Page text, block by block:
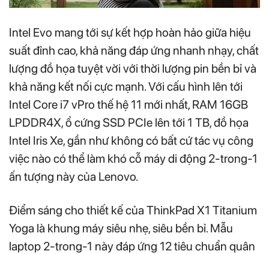
Intel Evo mang tới sự kết hợp hoàn hảo giữa hiệu
suất đỉnh cao, khả năng đáp ứng nhanh nhạy, chất
lượng đồ họa tuyệt vời với thời lượng pin bền bỉ và
khả năng kết nối cực mạnh. Với cấu hình lên tới
Intel Core i7 vPro thế hệ 11 mới nhất, RAM 16GB
LPDDR4X, ổ cứng SSD PCIe lên tới 1 TB, đồ họa
Intel Iris Xe, gần như không có bất cứ tác vụ công
việc nào có thể làm khó cỗ máy di động 2-trong-1
ấn tượng này của Lenovo.
Điểm sáng cho thiết kế của ThinkPad X1 Titanium
Yoga là khung máy siêu nhẹ, siêu bền bỉ. Mẫu
laptop 2-trong-1 này đáp ứng 12 tiêu chuẩn quân